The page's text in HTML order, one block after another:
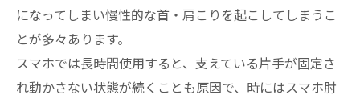
になってしまい慢性的な首・肩こりを起こしてしまうこ
とが多々あります。
スマホでは長時間使用すると、支えている片手が固定さ
れ動かさない状態が続くことも原因で、時にはスマホ肘